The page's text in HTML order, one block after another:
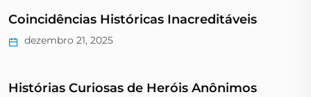
Coincidências Históricas Inacreditáveis
dezembro 21, 2025
Histórias Curiosas de Heróis Anônimos